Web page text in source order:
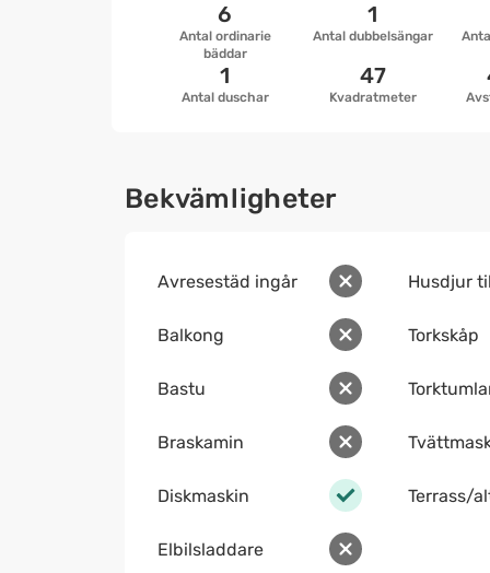
Antal ordinarie
bäddar
6
Antal dubbelsängar
1
Antal duschar
1
Kvadratmeter
47
Bekvämligheter
Avresestäd ingår
Balkong
Bastu
Braskamin
Diskmaskin
Elbilsladdare
Husdjur
Torkskåp
Terrass/